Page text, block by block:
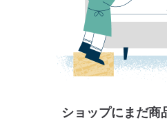
ショップにまだ商